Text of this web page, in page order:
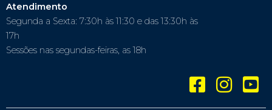
Atendimento
Segunda a Sexta: 7:30h às 11:30 e das 13:30h às
17h
Sessões nas segundas-feiras, as 18h